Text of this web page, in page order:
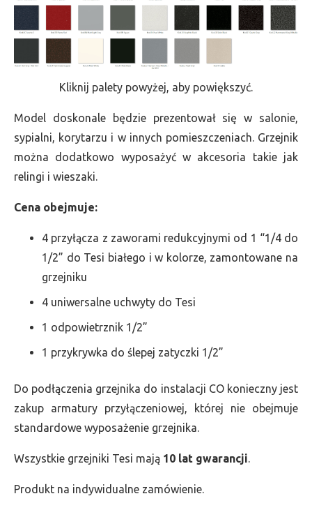
Kliknij palety powyżej, aby powiększyć.
Model doskonale będzie prezentował się w salonie,
sypialni, korytarzu i w innych pomieszczeniach. Grzejnik
można dodatkowo wyposażyć w akcesoria takie jak
relingi i wieszaki.
Cena obejmuje:
4 przyłącza z zaworami redukcyjnymi od 1 “1/4 do
1/2” do Tesi białego i w kolorze, zamontowane na
grzejniku
4 uniwersalne uchwyty do Tesi
1 odpowietrznik 1/2”
1 przykrywka do ślepej zatyczki 1/2”
Do podłączenia grzejnika do instalacji CO konieczny jest
zakup armatury przyłączeniowej, której nie obejmuje
standardowe wyposażenie grzejnika.
Wszystkie grzejniki Tesi mają 10 lat gwarancji.
Produkt na indywidualne zamówienie.